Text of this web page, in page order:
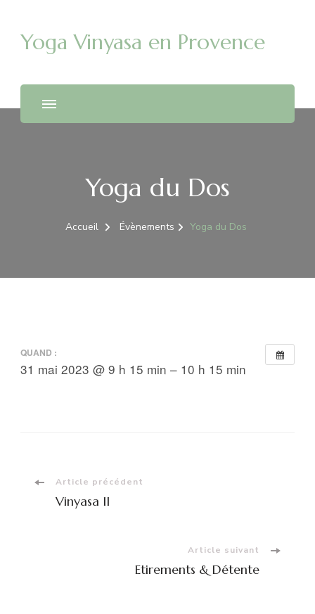
Yoga Vinyasa en Provence
Yoga du Dos
Accueil Évènements Yoga du Dos
QUAND :
31 mai 2023 @ 9 h 15 min – 10 h 15 min
Navigation
Article précédent
Vinyasa II
Article suivant
Etirements & Détente